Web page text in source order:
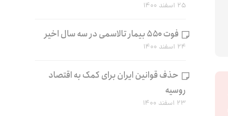
۲۵ اسفند ۱۴۰۰
فوت ۵۵۰ بیمار تالاسمی در سه سال اخیر
۲۴ اسفند ۱۴۰۰
حذف قوانین ایران برای کمک به اقتصاد
روسیه
۲۳ اسفند ۱۴۰۰